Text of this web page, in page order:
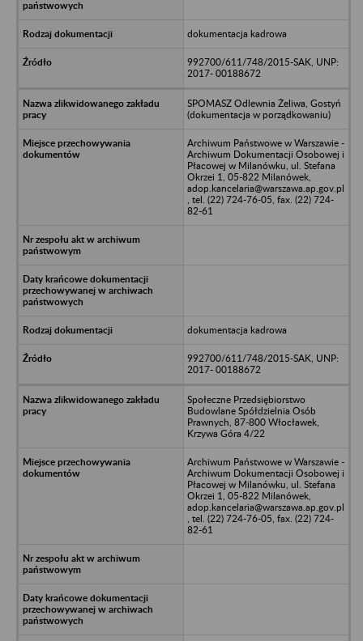
dokumentacja kadrowa
992700/611/748/2015-SAK, UNP:
2017- 00188672
SPOMASZ Odlewnia Żeliwa, Gostyń
(dokumentacja w porządkowaniu)
Archiwum Państwowe w Warszawie -
Archiwum Dokumentacji Osobowej i
Płacowej w Milanówku, ul. Stefana
Okrzei 1, 05-822 Milanówek,
adop.kancelaria@warszawa.ap.gov.pl
, tel. (22) 724-76-05, fax. (22) 724-
82-61
dokumentacja kadrowa
992700/611/748/2015-SAK, UNP:
2017- 00188672
Społeczne Przedsiębiorstwo
Budowlane Spółdzielnia Osób
Prawnych, 87-800 Włocławek,
Krzywa Góra 4/22
Archiwum Państwowe w Warszawie -
Archiwum Dokumentacji Osobowej i
Płacowej w Milanówku, ul. Stefana
Okrzei 1, 05-822 Milanówek,
adop.kancelaria@warszawa.ap.gov.pl
, tel. (22) 724-76-05, fax. (22) 724-
82-61